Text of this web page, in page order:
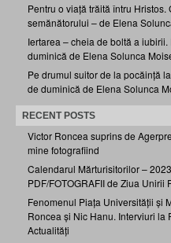
Pentru o viață trăită întru
semănătorului – de Elena
Iertarea – cheia de boltă a
duminică de Elena Solunca
Pe drumul suitor de la pocăință
de duminică de Elena Solunca
RECENT POSTS
Victor Roncea suprins de
mine fotografiind
Calendarul Mărturisitorilor –
PDF/FOTOGRAFII de Ziua
Fenomenul Piața Universității și
Roncea și Nic Hanu. Interviuri la
Actualități